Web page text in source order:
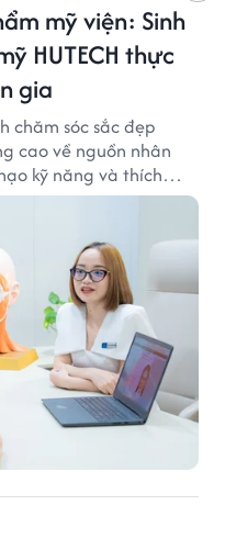
mỹ viện: Sinh
HUTECH thực
gia
chăm sóc sắc đẹp
cao về nguồn nhân
kỹ năng và thích